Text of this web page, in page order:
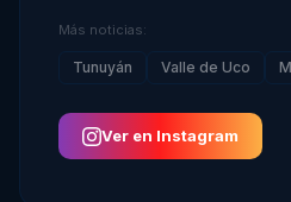
Más noticias:
Tunuyán Valle de Uco
Ver en Instagram